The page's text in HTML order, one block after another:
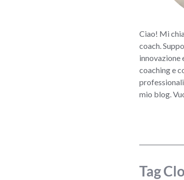
Ciao! Mi
coach.
innovazione
coaching e
mio blog.
Tag